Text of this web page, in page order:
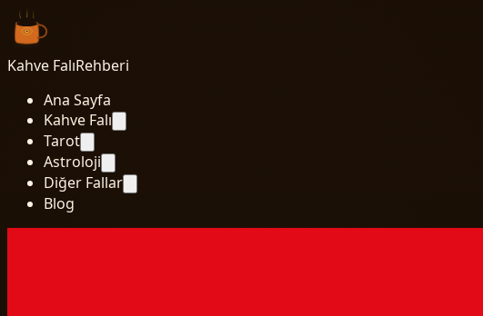
Kahve FalıRehberi
Ana Sayfa
Kahve Falı
Tarot
Astroloji
Diğer Fallar
Blog